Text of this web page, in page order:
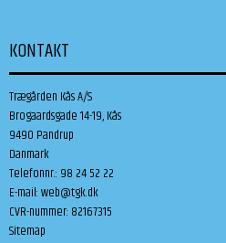
KONTAKT
Trægården Kås A/S
Brogaardsgade 14-19, Kås
9490 Pandrup
Danmark
Telefonnr.: 98 24 52 22
E-mail:web@tgk.dk
CVR-nummer: 82167315
Sitemap